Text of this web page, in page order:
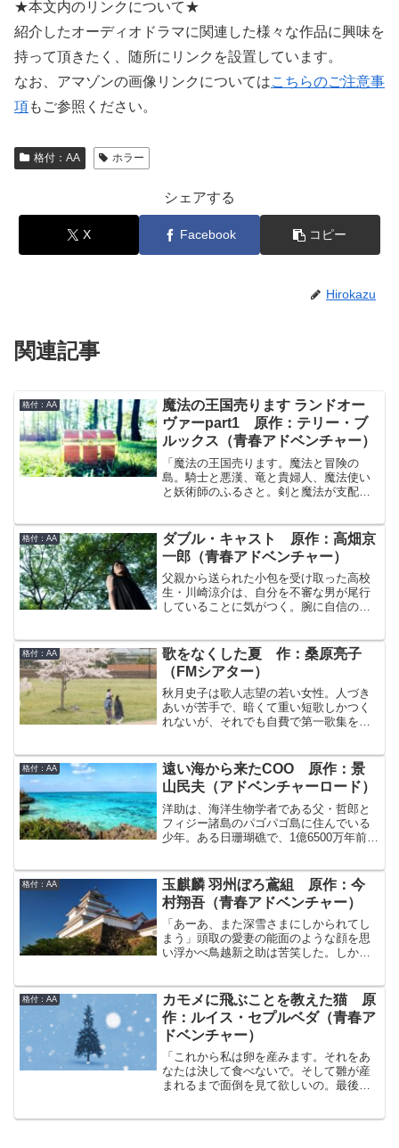
★本文内のリンクについて★
紹介したオーディオドラマに関連した様々な作品に興味を
持って頂きたく、随所にリンクを設置しています。
なお、アマゾンの画像リンクについてはこちらのご注意事
項もご参照ください。
格付：AA ホラー
シェアする
X Facebook コピー
Hirokazu
関連記事
格付：AA
魔法の王国売ります ランドオー
ヴァーpart1 原作：テリー・ブ
ルックス（青春アドベンチャー）
「魔法の王国売ります。魔法と冒険の
島。騎士と悪漢、竜と貴婦人、魔法使い
と妖術師のふるさと。剣と魔法が支配
彼方で夢を現実にしましょう。価格100万
ドル、個人面談あり。その国の名はラン
ドオーヴァー。」（ニューヨークの某一
流デパートの商品カタログより）
格付：AA
ダブル・キャスト 原作：高畑京
一郎（青春アドベンチャー）
父親から送られた小包を受け取った高校
生・川崎涼介は、自分を不審な男が尾行
していることに気がつく。腕に自信のあ
た拳銃により、屋上から落下させられて
しまった。気がつくと…もうひとりの高
校生・浦和涼介の身に異変が起こり始め
るのは、あるビルの近くで屋上から落下
する高校生を見てからだ。気弱な涼介に
は悪夢の出来事だったが、落ちてきた少
からは彼は時々記憶を失うようになって
しまった。気がつくと…そう、これがふ
たりの「涼介」が演じる、ひとつの身体
を舞台としたダブル・キャストの冒険の
始まりだったのだ。
格付：AA
歌をなくした夏 作：桑原亮子
（FMシアター）
秋月史子は歌人志望の若い女性。人づき
あいが苦手で、暗くて重い短歌しかつく
れないが、それでも自費で第一歌集を出
に追われる日々の中でいつしか短歌が作
れなくなってしまった。そんなスランプ
の最中に史子はバイト先のコンビニでひ
とりの少女に出会う。少女は一日中コン
ビニや公園で時間をつぶして誰かを待っ
ているようなのだが…
格付：AA
遠い海から来たCOO 原作：景
山民夫（アドベンチャーロード）
洋助は、海洋生物学者である父・哲郎と
フィジー諸島のパゴパゴ島に住んでいる
少年。ある日珊瑚礁で、1億6500万年前に
のプレシオサウルスが、インプリンティ
ング（刷り込み）により洋助を母親と認
識してしまったため、洋助の母親代わり
の日々が始まった。大変ながらも楽しい
日々。しかしその平穏な日々は長くは続
かなかった。洋助の周りで、核実験を目
クーもその争いに巻き込まれていく…
格付：AA
玉麒麟 羽州ぼろ鳶組 原作：今
村翔吾（青春アドベンチャー）
「あーあ、また深雪さまにしかられてし
まう」頭取の愛妻の能面のような顔を思
い浮かべ鳥越新之助は苦笑した。しかし
さんがそんなことをするはずがないです
よ」そう、組のみなは決して私のことを
疑わないだろう。お頭も、先生も、武蔵
さんも、寅次郎さんも、彦弥さんも、み
な力になってくれるだろう。それでも…
今は逃げなければならない。小さな命と
真実を守るために。江戸の全てを敵にま
わしたとしても。
格付：AA
カモメに飛ぶことを教えた猫 原
作：ルイス・セプルベダ（青春ア
ドベンチャー）
「これから私は卵を産みます。それをあ
なたは決して食べないで。そして雛が産
まれるまで面倒を見て欲しいの。最後に